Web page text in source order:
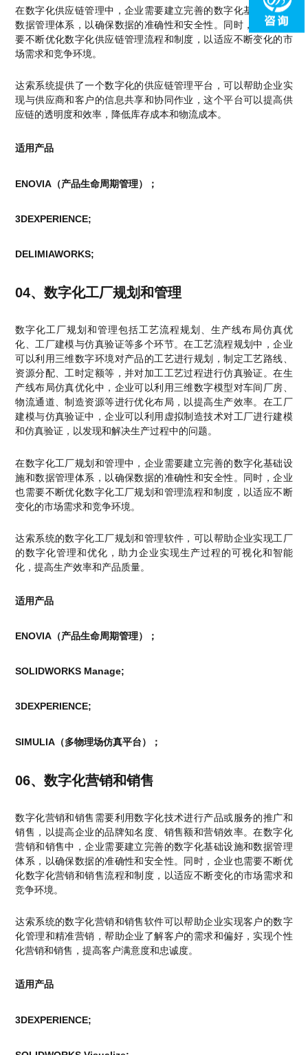
在数字化供应链管理中，企业需要建立完善的数字化基础设施和
数据管理体系，以确保数据的准确性和安全性。同时，企业也需
要不断优化数字化供应链管理流程和制度，以适应不断变化的市
场需求和竞争环境。
达索系统提供了一个数字化的供应链管理平台，可以帮助企业实
现与供应商和客户的信息共享和协同作业，这个平台可以提高供
应链的透明度和效率，降低库存成本和物流成本。
适用产品
ENOVIA（产品生命周期管理）；
3DEXPERIENCE;
DELIMIAWORKS;
04、数字化工厂规划和管理
数字化工厂规划和管理包括工艺流程规划、生产线布局仿真优
化、工厂建模与仿真验证等多个环节。在工艺流程规划中，企业
可以利用三维数字环境对产品的工艺进行规划，制定工艺路线、
资源分配、工时定额等，并对加工工艺过程进行仿真验证。在生
产线布局仿真优化中，企业可以利用三维数字模型对车间厂房、
物流通道、制造资源等进行优化布局，以提高生产效率。在工厂
建模与仿真验证中，企业可以利用虚拟制造技术对工厂进行建模
和仿真验证，以发现和解决生产过程中的问题。
在数字化工厂规划和管理中，企业需要建立完善的数字化基础设
施和数据管理体系，以确保数据的准确性和安全性。同时，企业
也需要不断优化数字化工厂规划和管理流程和制度，以适应不断
变化的市场需求和竞争环境。
达索系统的数字化工厂规划和管理软件，可以帮助企业实现工厂
的数字化管理和优化，助力企业实现生产过程的可视化和智能
化，提高生产效率和产品质量。
适用产品
ENOVIA（产品生命周期管理）；
SOLIDWORKS Manage;
3DEXPERIENCE;
SIMULIA（多物理场仿真平台） ；
06、数字化营销和销售
数字化营销和销售需要利用数字化技术进行产品或服务的推广和
销售，以提高企业的品牌知名度、销售额和营销效率。在数字化
营销和销售中，企业需要建立完善的数字化基础设施和数据管理
体系，以确保数据的准确性和安全性。同时，企业也需要不断优
化数字化营销和销售流程和制度，以适应不断变化的市场需求和
竞争环境。
达索系统的数字化营销和销售软件可以帮助企业实现客户的数字
化管理和精准营销，帮助企业了解客户的需求和偏好，实现个性
化营销和销售，提高客户满意度和忠诚度。
适用产品
3DEXPERIENCE;